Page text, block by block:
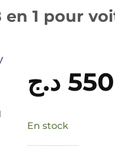
1 pour
550 د.ج
En stock